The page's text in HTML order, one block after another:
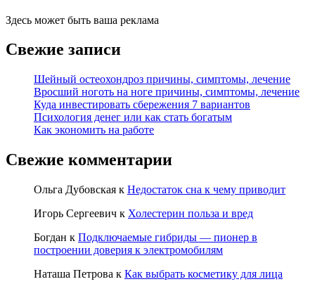
Здесь может быть ваша реклама
Свежие записи
Шейный остеохондроз причины, симптомы, лечение
Вросший ноготь на ноге причины, симптомы, лечение
Куда инвестировать сбережения 7 вариантов
Психология денег или как стать богатым
Как экономить на работе
Свежие комментарии
Ольга Дубовская к Недостаток сна к чему приводит
Игорь Сергеевич к Холестерин польза и вред
Богдан к Подключаемые гибриды — пионер в
построении доверия к электромобилям
Наташа Петрова к Как выбрать косметику для лица